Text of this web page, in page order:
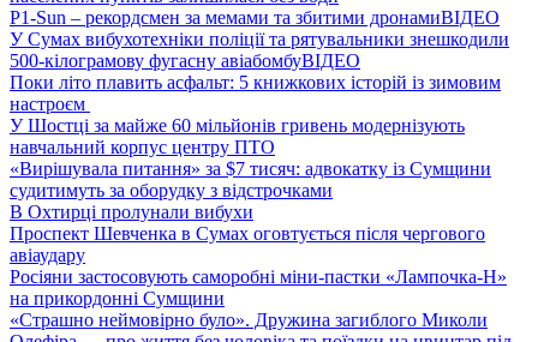
P1-Sun – рекордсмен за мемами та збитими дронамиВІДЕО
У Сумах вибухотехніки поліції та рятувальники знешкодили
500-кілограмову фугасну авіабомбуВІДЕО
Поки літо плавить асфальт: 5 книжкових історій із зимовим
настроєм
У Шостці за майже 60 мільйонів гривень модернізують
навчальний корпус центру ПТО
«Вирішувала питання» за $7 тисяч: адвокатку із Сумщини
судитимуть за оборудку з відстрочками
В Охтирці пролунали вибухи
Проспект Шевченка в Сумах оговтується після чергового
авіаудару
Росіяни застосовують саморобні міни-пастки «Лампочка-Н»
на прикордонні Сумщини
«Страшно неймовірно було». Дружина загиблого Миколи